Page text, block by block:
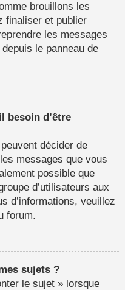
brouillons les
finaliser et publier
les messages
le panneau de
besoin d’être
décider de
messages que vous
possible que
d’utilisateurs aux
d’informations, veuillez
forum.
sujets ?
le sujet » lorsque